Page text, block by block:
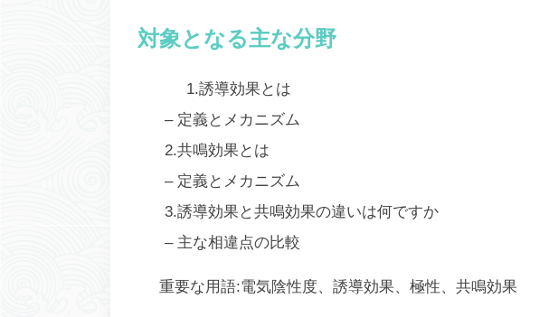
対象となる主な分野
1.誘導効果とは
– 定義とメカニズム
2.共鳴効果とは
– 定義とメカニズム
3.誘導効果と共鳴効果の違いは何ですか
– 主な相違点の比較
重要な用語:電気陰性度、誘導効果、極性、共鳴効果